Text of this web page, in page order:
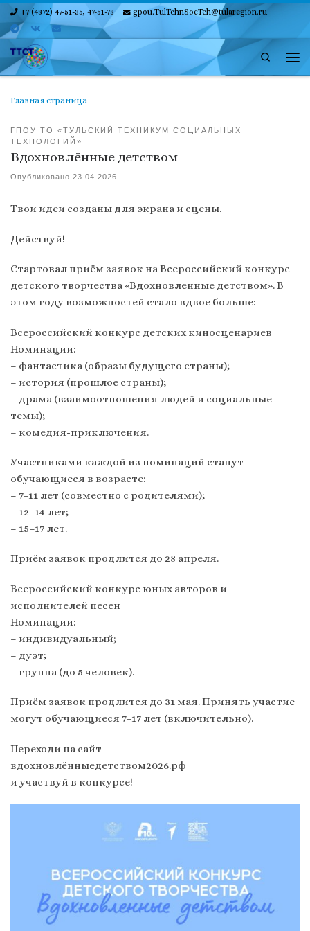
Skip to content
+7 (4872) 47-51-35, 47-51-78 gpou.TulTehnSocTeh@tularegion.ru
Search
Главная страница
ГПОУ ТО «ТУЛЬСКИЙ ТЕХНИКУМ СОЦИАЛЬНЫХ
ТЕХНОЛОГИЙ»
Вдохновлённые детством
Опубликовано 23.04.2026
️Твои идеи созданы для экрана и сцены.
Действуй!
Стартовал приём заявок на Всероссийский конкурс
детского творчества «Вдохновленные детством». В
этом году возможностей стало вдвое больше:
Всероссийский конкурс детских киносценариев
Номинации:
– фантастика (образы будущего страны);
– история (прошлое страны);
– драма (взаимоотношения людей и социальные
темы);
– комедия-приключения.
Участниками каждой из номинаций станут
обучающиеся в возрасте:
– 7–11 лет (совместно с родителями);
– 12–14 лет;
– 15–17 лет.
Приём заявок продлится до 28 апреля.
Всероссийский конкурс юных авторов и
исполнителей песен
Номинации:
– индивидуальный;
– дуэт;
– группа (до 5 человек).
Приём заявок продлится до 31 мая. Принять участие
могут обучающиеся 7–17 лет (включительно).
Переходи на сайт
вдохновлённыедетством2026.рф
и участвуй в конкурсе!